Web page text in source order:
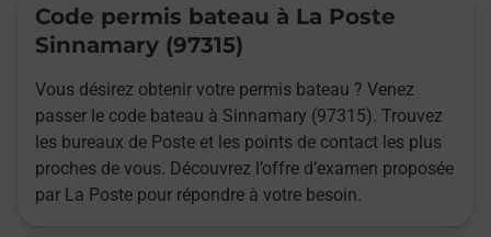
Code permis bateau à La Poste
Sinnamary (97315)
Vous désirez obtenir votre permis bateau ? Venez
passer le code bateau à Sinnamary (97315). Trouvez
les bureaux de Poste et les points de contact les plus
proches de vous. Découvrez l’offre d’examen proposée
par La Poste pour répondre à votre besoin.